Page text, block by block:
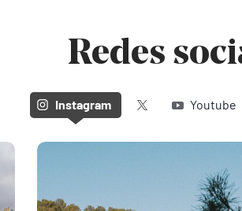
Redes
Instagram Twitter (X)Youtube